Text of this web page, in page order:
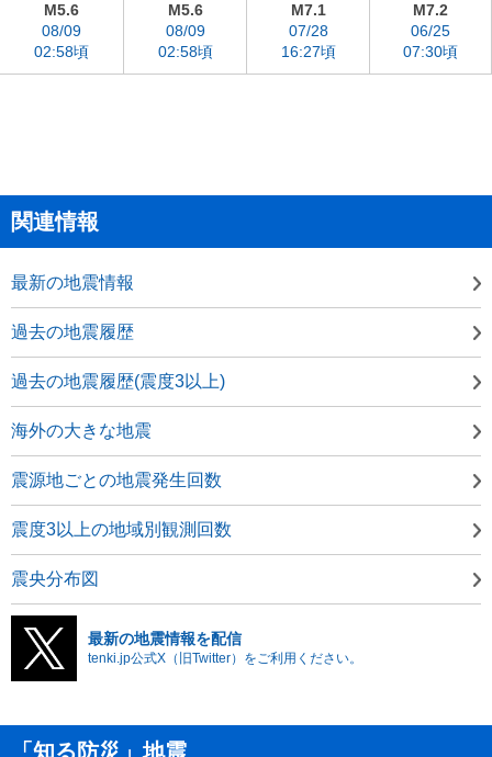
M5.6
08/09
02:58頃
M5.6
08/09
02:58頃
M7.1
07/28
16:27頃
M7.2
06/25
07:30頃
関連情報
最新の地震情報
過去の地震履歴
過去の地震履歴(震度3以上)
海外の大きな地震
震源地ごとの地震発生回数
震度3以上の地域別観測回数
震央分布図
最新の地震情報を配信
tenki.jp公式X（旧Twitter）をご利用ください。
「知る防災」地震